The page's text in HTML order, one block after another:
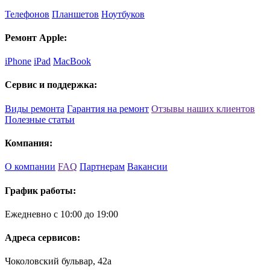
Телефонов Планшетов Ноутбуков
Ремонт Apple:
iPhone iPad MacBook
Сервис и поддержка:
Виды ремонта Гарантия на ремонт Отзывы наших клиентов
Полезные статьи
Компания:
О компании FAQ Партнерам Вакансии
График работы:
Ежедневно с 10:00 до 19:00
Адреса сервисов:
Чоколовский бульвар, 42а